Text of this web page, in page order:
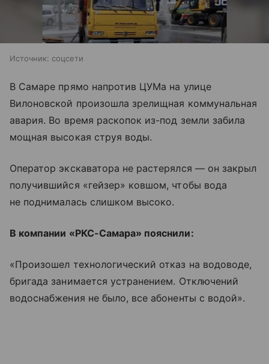
Источник: соцсети
В Самаре прямо напротив ЦУМа на улице
Вилоновской произошла зрелищная коммунальная
авария. Во время раскопок из-под земли забила
мощная высокая струя воды.
Оператор экскаватора не растерялся — он закрыл
получившийся «гейзер» ковшом, чтобы вода
не поднималась слишком высоко.
В компании «РКС-Самара» пояснили:
«Произошел технологический отказ на водоводе,
бригада занимается устранением. Отключений
водоснабжения не было, все абоненты с водой».